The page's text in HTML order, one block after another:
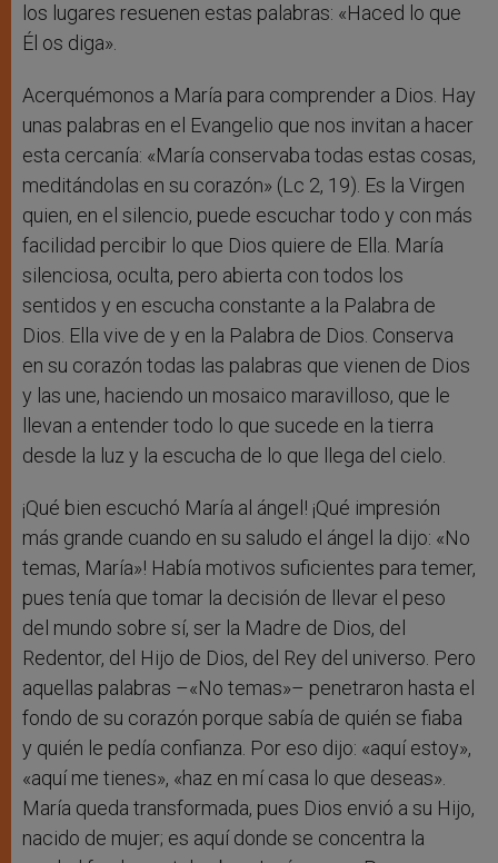
los lugares resuenen estas palabras: «Haced lo que
Él os diga».
Acerquémonos a María para comprender a Dios. Hay
unas palabras en el Evangelio que nos invitan a hacer
esta cercanía: «María conservaba todas estas cosas,
meditándolas en su corazón» (Lc 2, 19). Es la Virgen
quien, en el silencio, puede escuchar todo y con más
facilidad percibir lo que Dios quiere de Ella. María
silenciosa, oculta, pero abierta con todos los
sentidos y en escucha constante a la Palabra de
Dios. Ella vive de y en la Palabra de Dios. Conserva
en su corazón todas las palabras que vienen de Dios
y las une, haciendo un mosaico maravilloso, que le
llevan a entender todo lo que sucede en la tierra
desde la luz y la escucha de lo que llega del cielo.
¡Qué bien escuchó María al ángel! ¡Qué impresión
más grande cuando en su saludo el ángel la dijo: «No
temas, María»! Había motivos suficientes para temer,
pues tenía que tomar la decisión de llevar el peso
del mundo sobre sí, ser la Madre de Dios, del
Redentor, del Hijo de Dios, del Rey del universo. Pero
aquellas palabras –«No temas»– penetraron hasta el
fondo de su corazón porque sabía de quién se fiaba
y quién le pedía confianza. Por eso dijo: «aquí estoy»,
«aquí me tienes», «haz en mí casa lo que deseas».
María queda transformada, pues Dios envió a su Hijo,
nacido de mujer; es aquí donde se concentra la